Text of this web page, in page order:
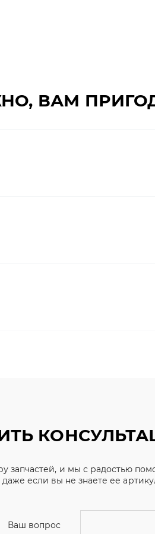
ВАМ
запчастей, и мы с радостью
даже если вы не знаете ее
Ваш вопрос